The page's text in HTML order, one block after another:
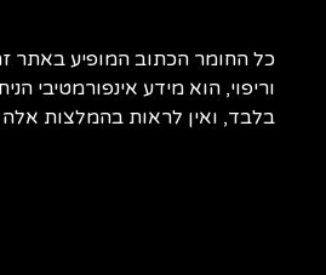
כל החומר הכתוב המופיע באתר
וריפוי, הוא מידע אינפורמטיבי
בלבד, ואין לראות בהמלצות אלה